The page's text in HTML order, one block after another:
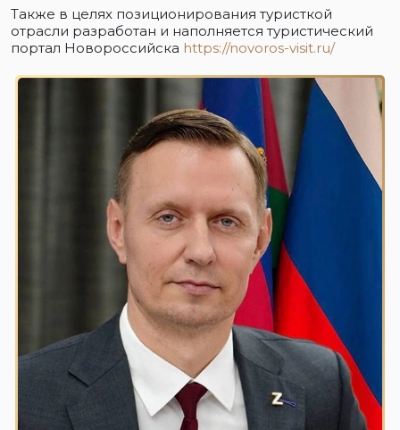
Также в целях позиционирования туристкой
отрасли разработан и наполняется туристический
портал Новороссийска https://novoros-visit.ru/